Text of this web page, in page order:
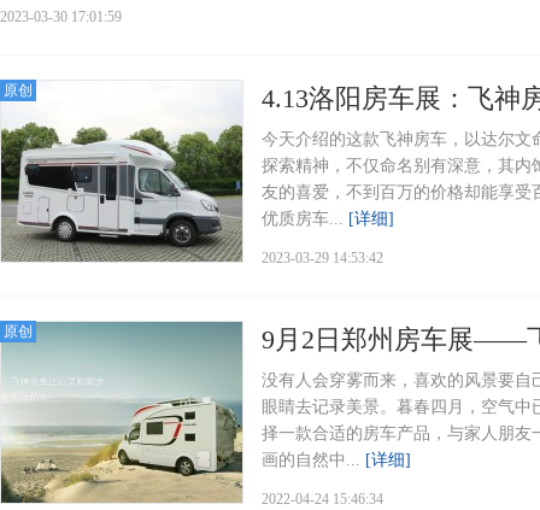
2023-03-30 17:01:59
原创 4.13洛阳房车展：飞神
今天介绍的这款飞神房车，以达尔
探索精神，不仅命名别有深意，其内
友的喜爱，不到百万的价格却能享
优质房车... [详细]
2023-03-29 14:53:42
原创 9月2日郑州房车展——
没有人会穿雾而来，喜欢的风景要
眼睛去记录美景。暮春四月，空气
择一款合适的房车产品，与家人朋
画的自然中... [详细]
2022-04-24 15:46:34